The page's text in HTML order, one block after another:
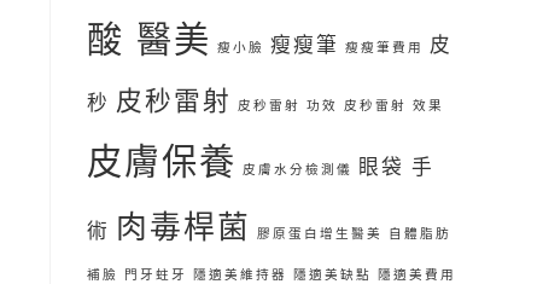
酸 醫美 瘦小臉 瘦瘦筆 瘦瘦筆費用 皮
秒 皮秒雷射 皮秒雷射 功效 皮秒雷射 效果
皮膚保養 皮膚水分檢測儀 眼袋 手
術 肉毒桿菌 膠原蛋白增生醫美 自體脂肪
補臉 門牙蛀牙 隱適美維持器 隱適美缺點 隱適美費用